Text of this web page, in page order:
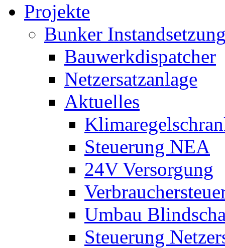
Projekte
Bunker
Bauwerkdispatcher
Netzersatzanlage
Aktuelles
Steuerung NEA
24V Versorgung
Umbau
Steuerung